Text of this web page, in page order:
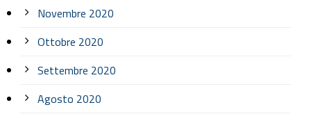
Novembre 2020
Ottobre 2020
Settembre 2020
Agosto 2020